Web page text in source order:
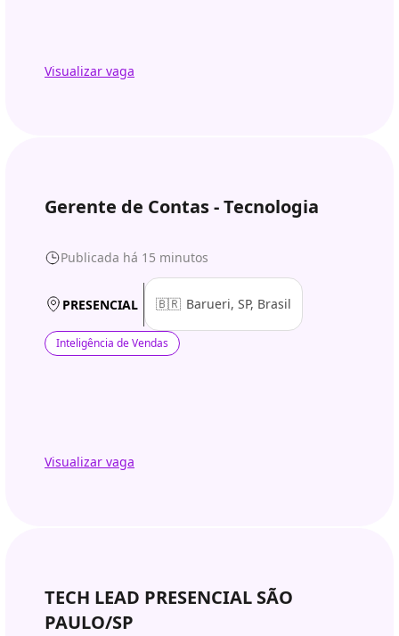
Visualizar vaga
Gerente de Contas - Tecnologia
Publicada há 15 minutos
PRESENCIAL 🇧🇷 Barueri, SP, Brasil
Inteligência de Vendas
Visualizar vaga
TECH LEAD PRESENCIAL SÃO
PAULO/SP